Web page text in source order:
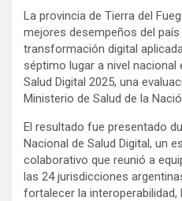
La provincia de Tierra del
mejores desempeños del
transformación digital
séptimo lugar a nivel nacional
Salud Digital 2025, una
Ministerio de Salud de la
El resultado fue presentado
Nacional de Salud Digital, un
colaborativo que reunió a
las 24 jurisdicciones
fortalecer la